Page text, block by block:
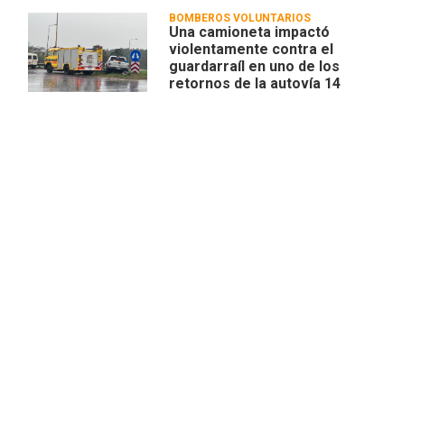
BOMBEROS VOLUNTARIOS
Una camioneta impactó
violentamente contra el
guardarraíl en uno de los
retornos de la autovía 14